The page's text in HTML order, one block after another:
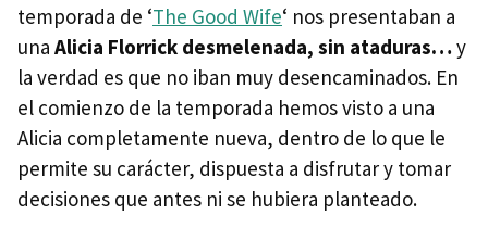
temporada de ‘The Good Wife‘ nos presentaban a
una Alicia Florrick desmelenada, sin ataduras… y
la verdad es que no iban muy desencaminados. En
el comienzo de la temporada hemos visto a una
Alicia completamente nueva, dentro de lo que le
permite su carácter, dispuesta a disfrutar y tomar
decisiones que antes ni se hubiera planteado.